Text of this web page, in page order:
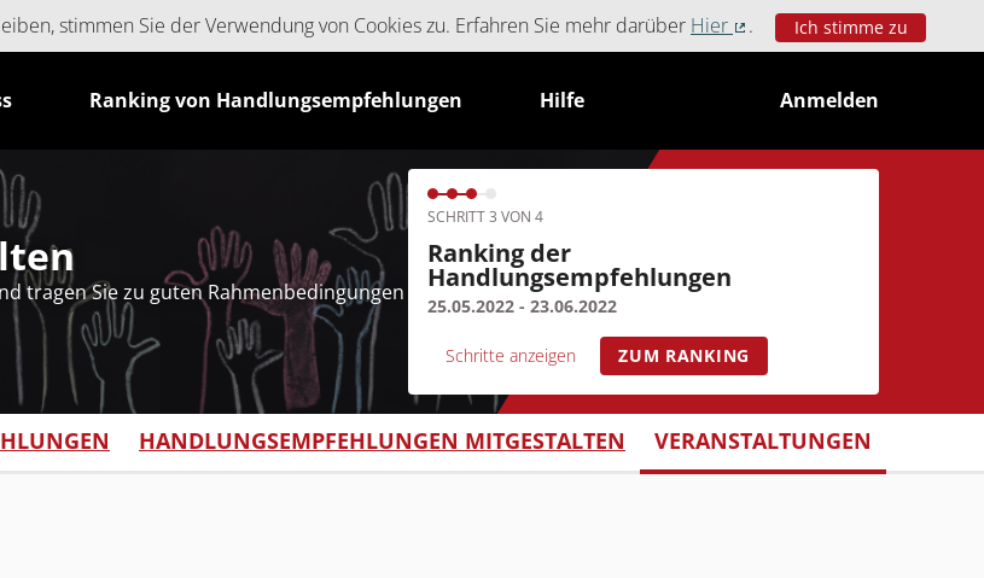
stimmen Sie der Verwendung von Cookies zu. Erfahren Sie mehr darüber Hier
(Externer Link)
. Ich stimme zu
Ranking von Handlungsempfehlungen Hilfe Anmelden
tragen Sie zu guten Rahmenbedingungen
SCHRITT 3 VON 4
Ranking der
Handlungsempfehlungen
25.05.2022 - 23.06.2022
Schritte anzeigen ZUM RANKING
HANDLUNGSEMPFEHLUNGEN MITGESTALTEN VERANSTALTUNGEN